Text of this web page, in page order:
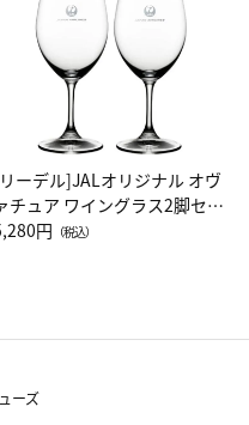
ーデル]JALオリジナル オヴ
チュア ワイングラス2脚セッ
（レッドワイン）
円 （税込）
ーズ